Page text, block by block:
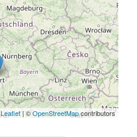
Leaflet | ©OpenStreetMapcontributors